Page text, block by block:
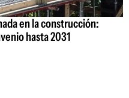
en la construcción:
hasta 2031